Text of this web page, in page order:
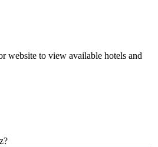
website to view available hotels and